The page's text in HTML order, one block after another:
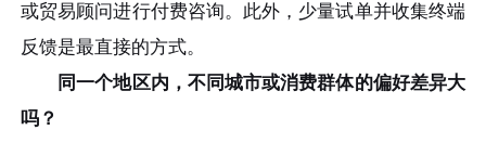
或贸易顾问进行付费咨询。此外，少量试单并收集终端
反馈是最直接的方式。
同一个地区内，不同城市或消费群体的偏好差异大
吗？